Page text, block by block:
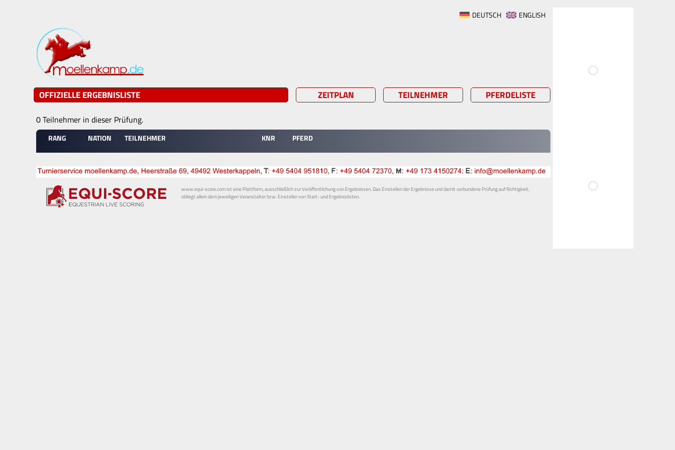
ENGLISH
DEUTSCH
OFFIZIELLE ERGEBNISLISTE ZEITPLAN TEILNEHMER PFERDELISTE
0 Teilnehmer in dieser Prüfung.
RANG NATION TEILNEHMER KNR PFERD
www.equi-score.com ist eine Plattform, ausschließlich zur Veröffentlichung von Ergebnissen. Das Einstellen der Ergebnisse und damit verbundene Prüfung auf Richtigkeit,
obliegt allein dem jeweiligen Veranstalter bzw. Einsteller von Start- und Ergebnislisten.